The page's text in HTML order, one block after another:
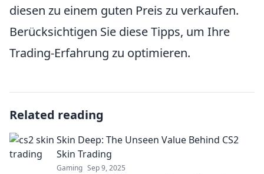
diesen zu einem guten Preis zu verkaufen.
Berücksichtigen Sie diese Tipps, um Ihre
Trading-Erfahrung zu optimieren.
Related reading
Skin Deep: The Unseen Value Behind CS2
Skin Trading
Gaming Sep 9, 2025